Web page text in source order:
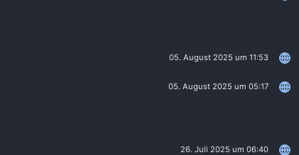
05. August 2025 um 11:53
05. August 2025 um 05:17
26. Juli 2025 um 06:40